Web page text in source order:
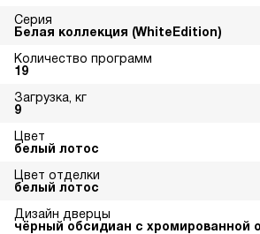
Серия
Белая коллекция (WhiteEdition)
Количество программ
19
Загрузка, кг
9
Цвет
белый лотос
Цвет отделки
белый лотос
Дизайн дверцы
чёрный обсидиан с хромированной